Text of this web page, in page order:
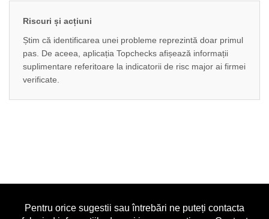
Riscuri și acțiuni
Știm că identificarea unei probleme reprezintă doar primul
pas. De aceea, aplicația Topchecks afișează informații
suplimentare referitoare la indicatorii de risc major ai firmei
verificate.
Pentru orice sugestii sau întrebări ne puteți contacta